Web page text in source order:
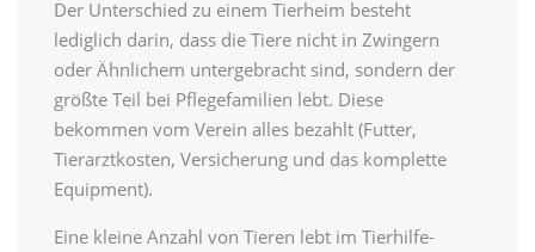
Der Unterschied zu einem Tierheim besteht
lediglich darin, dass die Tiere nicht in Zwingern
oder Ähnlichem untergebracht sind, sondern der
größte Teil bei Pflegefamilien lebt. Diese
bekommen vom Verein alles bezahlt (Futter,
Tierarztkosten, Versicherung und das komplette
Equipment).
Eine kleine Anzahl von Tieren lebt im Tierhilfe-